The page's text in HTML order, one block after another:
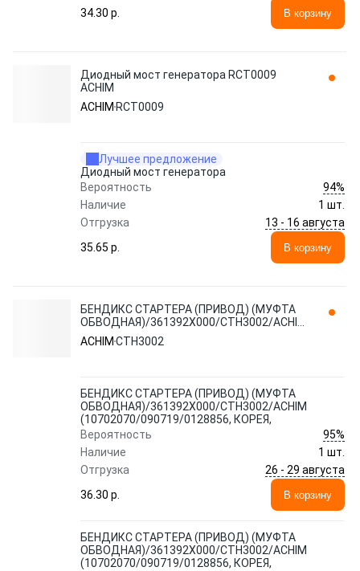
34.30 p.
В корзину
Диодный мост генератора RCT0009
ACHIM
ACHIM RCT0009
Лучшее предложение
Диодный мост генератора
Вероятность
94%
Наличие
1 шт.
Отгрузка
13 - 16 августа
35.65 p.
В корзину
БЕНДИКС СТАРТЕРА (ПРИВОД) (МУФТА
ОБВОДНАЯ)/361392X000/CTH3002/ACHIM
(10702070/090719/0128856, КОРЕЯ,
ACHIM CTH3002
БЕНДИКС СТАРТЕРА (ПРИВОД) (МУФТА
ОБВОДНАЯ)/361392X000/CTH3002/ACHIM
(10702070/090719/0128856, КОРЕЯ,
Вероятность
95%
Наличие
1 шт.
Отгрузка
26 - 29 августа
36.30 p.
В корзину
БЕНДИКС СТАРТЕРА (ПРИВОД) (МУФТА
ОБВОДНАЯ)/361392X000/CTH3002/ACHIM
(10702070/090719/0128856, КОРЕЯ,